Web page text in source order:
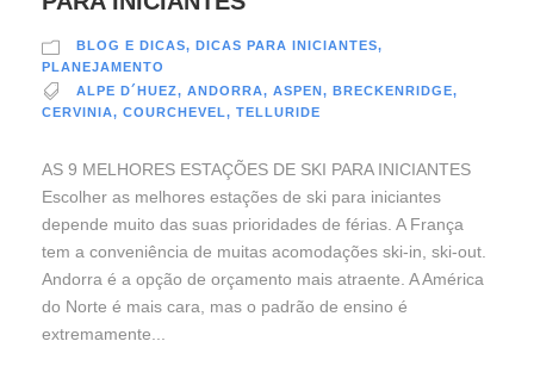
BLOG E DICAS, DICAS PARA INICIANTES,
PLANEJAMENTO
ALPE D´HUEZ, ANDORRA, ASPEN, BRECKENRIDGE,
CERVINIA, COURCHEVEL, TELLURIDE
AS 9 MELHORES ESTAÇÕES DE SKI PARA INICIANTES
Escolher as melhores estações de ski para iniciantes
depende muito das suas prioridades de férias. A França
tem a conveniência de muitas acomodações ski-in, ski-out.
Andorra é a opção de orçamento mais atraente. A América
do Norte é mais cara, mas o padrão de ensino é
extremamente...